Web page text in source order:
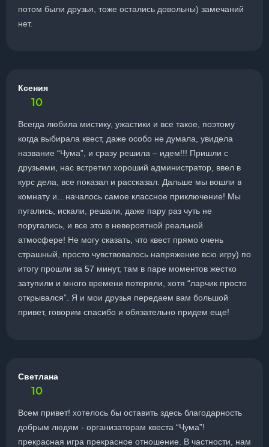
потом были друзья, тоже остались довольны) замечаний
нет.
Ксения
10
Всегда любила мистику, ужастики и все такое, поэтому
когда выбирала квест, даже особо не думала, увидела
название “Чума”, и сразу решила – идем!!! Пришли с
друзьями, нас встретил хороший администратор, ввел в
курс дела, все показал и рассказал. Дальше мы вошли в
комнату и…началось самое классное приключение! Мы
пугались, искали, решали, даже пару раз чуть не
поругались, и все это в невероятной реальной
атмосфере! Не могу сказать, что квест прямо очень
страшный, просто чувствовалось напряжение всю игру) по
итогу прошли за 57 минут, там в паре моментов жестко
затупили и много времени потеряли, хотя “ларчик просто
открывался”. Я и мои друзья передаем вам большой
привет, говорим спасибо и обязательно придем еще!
Светлана
10
Всем привет! хотелось бы оставить здесь благодарность
добрым людям - организаторам квеста “Чума”!
прекрасная игра прекрасное отношение. В частности, нам